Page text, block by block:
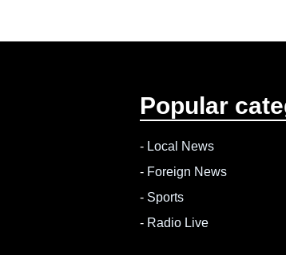
Popular
- Local News
- Foreign News
- Sports
- Radio Live